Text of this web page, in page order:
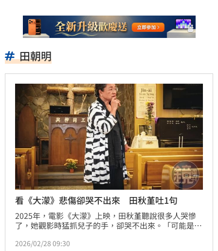
田朝明
看《大濛》悲傷卻哭不出來 田秋堇吐1句
2025年，電影《大濛》上映，田秋堇聽說很多人哭慘
了，她觀影時猛抓兒子的手，卻哭不出來。「可能是因
這幾個數字是不能談的禁忌，「頂多是一些人在家祕密
2026/02/28 09:30